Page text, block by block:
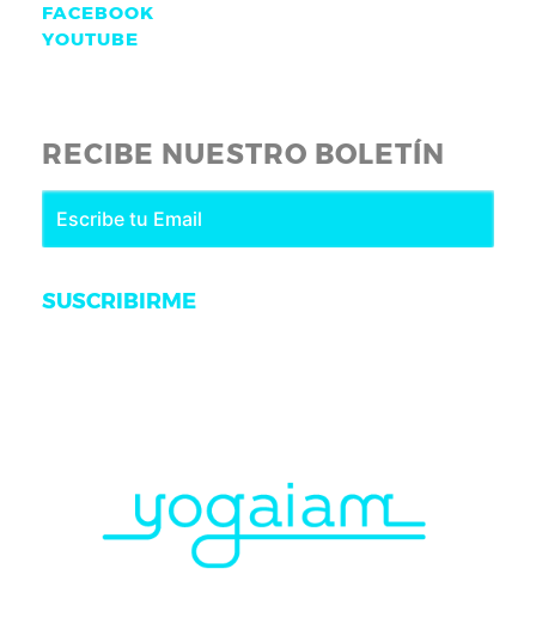
FACEBOOK
YOUTUBE
RECIBE NUESTRO BOLETÍN
SUSCRIBIRME